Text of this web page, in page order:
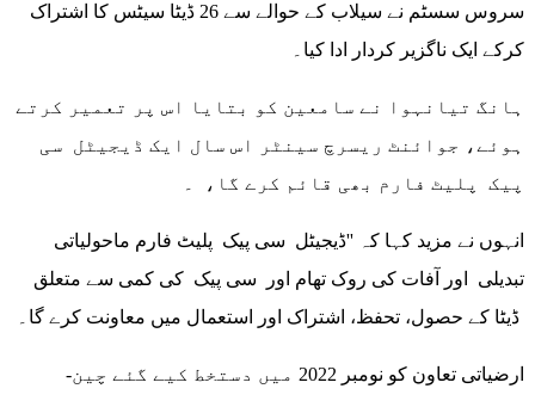
سروس سسٹم نے سیلاب کے حوالے سے 26 ڈیٹا سیٹس کا اشتراک
کرکے ایک ناگزیر کردار ادا کیا۔
ہانگ تیانہوا نے سامعین کو بتایا اس پر تعمیر کرتے
ہوئے، جوائنٹ ریسرچ سینٹر اس سال ایک ڈیجیٹل سی
پیک پلیٹ فارم بھی قائم کرے گا، ۔
انہوں نے مزید کہا کہ ''ڈیجیٹل سی پیک پلیٹ فارم ماحولیاتی
تبدیلی اور آفات کی روک تھام اور سی پیک کی کمی سے متعلق
ارضیاتی تعاون کو نومبر 2022 میں دستخط کیے گئے چین-